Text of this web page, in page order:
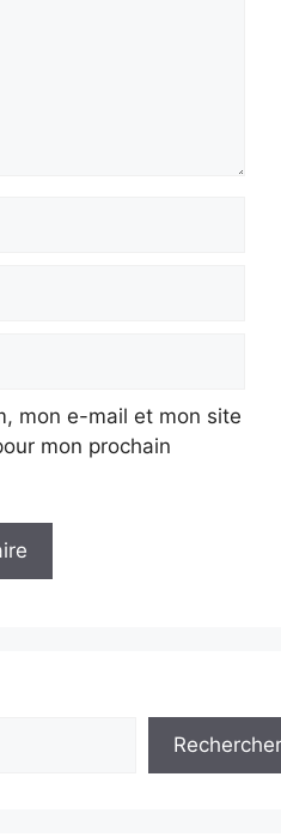
mon e-mail et mon site
mon prochain
Rechercher